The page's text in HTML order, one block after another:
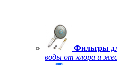
Фильтры
воды от хлора и